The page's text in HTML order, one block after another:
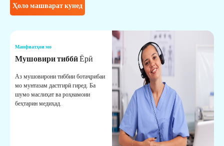
Ҳоло машварат кунед
Манфиатҳои мо
Мушовири тиббӣЁрӣ
Аз мушовирони тиббии ботаҷрибаи
мо мунтазам дастгирӣ гиред. Ба
шумо маслиҳат ва роҳнамоии
беҳтарин медиҳад.